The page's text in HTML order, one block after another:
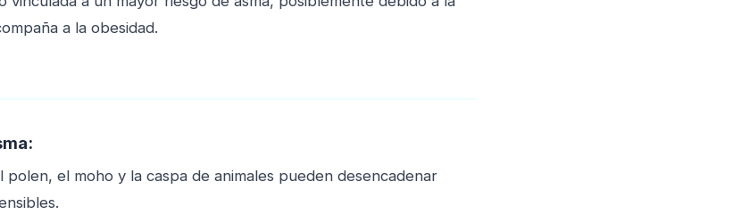
a la obesidad.
polen, el moho y la caspa de animales pueden desencadenar